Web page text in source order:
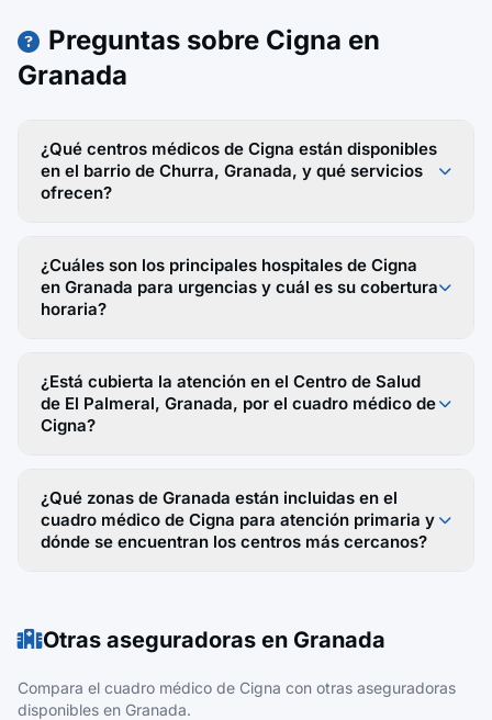
Preguntas sobre Cigna en
Granada
¿Qué centros médicos de Cigna están disponibles
en el barrio de Churra, Granada, y qué servicios
ofrecen?
¿Cuáles son los principales hospitales de Cigna
en Granada para urgencias y cuál es su cobertura
horaria?
¿Está cubierta la atención en el Centro de Salud
de El Palmeral, Granada, por el cuadro médico de
Cigna?
¿Qué zonas de Granada están incluidas en el
cuadro médico de Cigna para atención primaria y
dónde se encuentran los centros más cercanos?
Otras aseguradoras en Granada
Compara el cuadro médico de Cigna con otras aseguradoras
disponibles en Granada.